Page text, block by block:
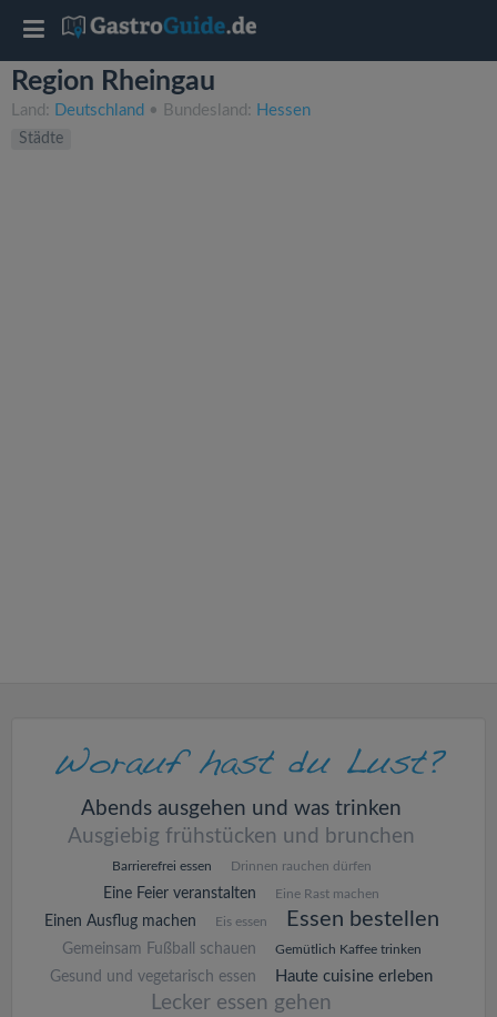
Region Rheingau
Land: Deutschland • Bundesland: Hessen
Städte
Abends ausgehen und was trinken
Ausgiebig frühstücken und brunchen
Barrierefrei essen Drinnen rauchen dürfen
Eine Feier veranstalten Eine Rast machen
Einen Ausflug machen Eis essen Essen bestellen
Gemeinsam Fußball schauen Gemütlich Kaffee trinken
Gesund und vegetarisch essen Haute cuisine erleben
Lecker essen gehen
T
o
g
n